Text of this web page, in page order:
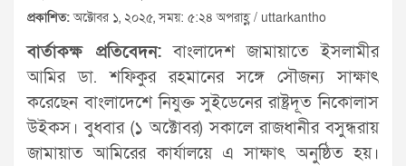
প্রকাশিত:অক্টোবর ১, ২০২৫, সময়: ৫:২৪ অপরাহ্ণ / uttarkantho
বার্তাকক্ষ প্রতিবেদন: বাংলাদেশ জামায়াতে ইসলামীর
আমির ডা. শফিকুর রহমানের সঙ্গে সৌজন্য সাক্ষাৎ
করেছেন বাংলাদেশে নিযুক্ত সুইডেনের রাষ্ট্রদূত নিকোলাস
উইকস। বুধবার (১ অক্টোবর) সকালে রাজধানীর বসুন্ধরায়
জামায়াত আমিরের কার্যালয়ে এ সাক্ষাৎ অনুষ্ঠিত হয়।